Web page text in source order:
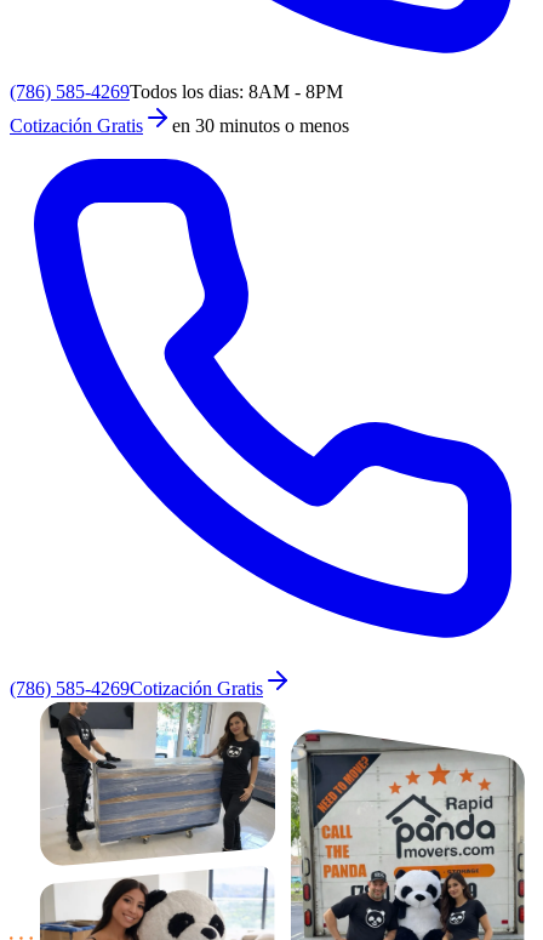
(786) 585-4269Todos los dias: 8AM - 8PM
Cotización Gratis
en 30 minutos o menos
(786) 585-4269Cotización Gratis